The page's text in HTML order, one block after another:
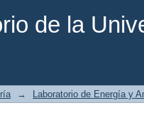
de la
→ Laboratorio de Energía y